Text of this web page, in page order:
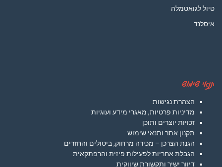
טיול לגואטמלה
איסלנד
תנאי שימוש
הצהרת נגישות
מדיניות פרטיות, מאגרי מידע ועוגיות
זכויות יוצרים ותוכן
תקנון אתר ותנאי שימוש
הגנת הצרכן – מכירה מרחוק, ביטולים והחזרים
הגבלת אחריות לפעילות פיזית והרפתקאית
דיוור ישיר ותקשורת שיווקית